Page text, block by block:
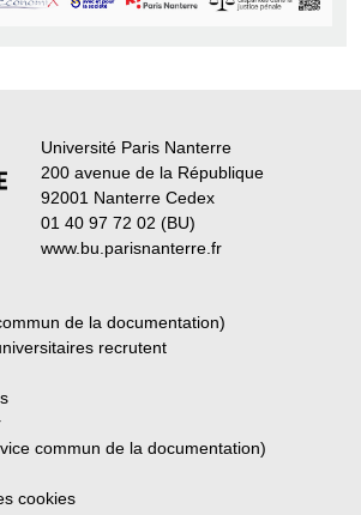
Université Paris Nanterre
200 avenue de la République
92001 Nanterre Cedex
01 40 97 72 02 (BU)
www.bu.parisnanterre.fr
de la documentation)
recrutent
commun de la documentation)
cookies